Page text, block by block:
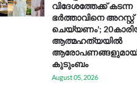
വിദേശത്തേക്ക് കടന്ന
ഭർത്താവിനെ അറസ്റ്റ്
ചെയ്യണം';
ആത്മഹത്യയിൽ
കുടുംബം
August 05, 2026